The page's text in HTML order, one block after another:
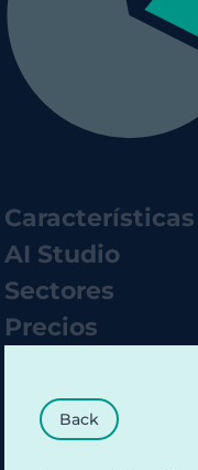
Características
AI Studio
Sectores
Precios
Back